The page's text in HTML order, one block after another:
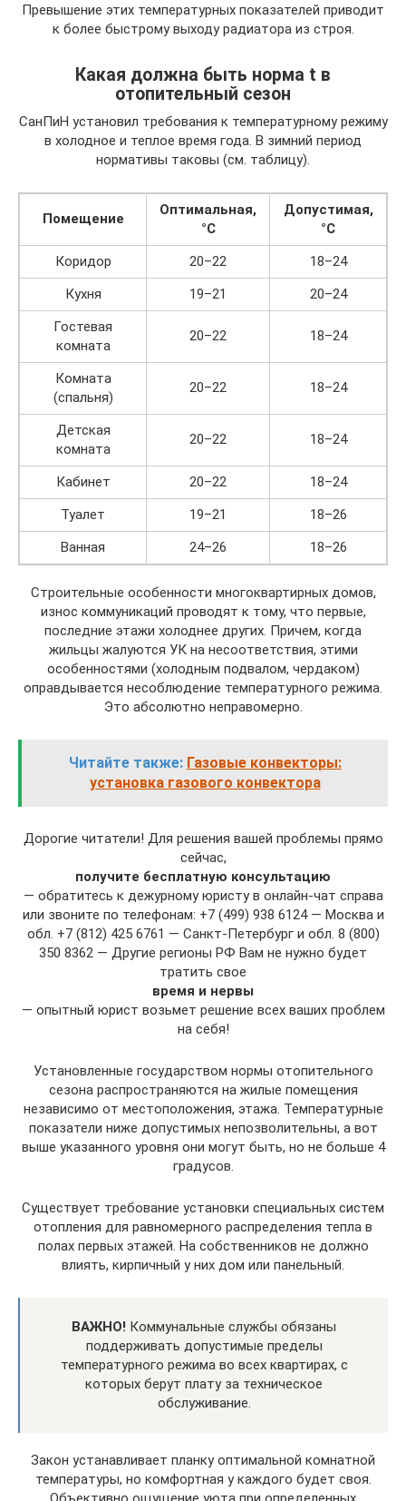
Превышение этих температурных показателей приводит
к более быстрому выходу радиатора из строя.
Какая должна быть норма t в
отопительный сезон
СанПиН установил требования к температурному режиму
в холодное и теплое время года. В зимний период
нормативы таковы (см. таблицу).
Помещение
Оптимальная,
°С
Допустимая,
°С
Коридор
20–22
18–24
Кухня
19–21
20–24
Гостевая
комната
20–22 18–24
Комната
(спальня)
20–22 18–24
Детская
комната
20–22 18–24
Кабинет 20–22
18–24
Туалет
19–21
18–26
Ванная
24–26 18–26
Строительные особенности многоквартирных домов,
износ коммуникаций проводят к тому, что первые,
последние этажи холоднее других. Причем, когда
жильцы жалуются УК на несоответствия, этими
особенностями (холодным подвалом, чердаком)
оправдывается несоблюдение температурного режима.
Это абсолютно неправомерно.
Читайте также: Газовые конвекторы:
установка газового конвектора
Дорогие читатели! Для решения вашей проблемы прямо
сейчас,
получите бесплатную консультацию
— обратитесь к дежурному юристу в онлайн-чат справа
или звоните по телефонам: +7 (499) 938 6124 — Москва и
обл. +7 (812) 425 6761 — Санкт-Петербург и обл. 8 (800)
350 8362 — Другие регионы РФ Вам не нужно будет
тратить свое
время и нервы
— опытный юрист возьмет решение всех ваших проблем
на себя!
Установленные государством нормы отопительного
сезона распространяются на жилые помещения
независимо от местоположения, этажа. Температурные
показатели ниже допустимых непозволительны, а вот
выше указанного уровня они могут быть, но не больше 4
градусов.
Существует требование установки специальных систем
отопления для равномерного распределения тепла в
полах первых этажей. На собственников не должно
влиять, кирпичный у них дом или панельный.
ВАЖНО! Коммунальные службы обязаны
поддерживать допустимые пределы
температурного режима во всех квартирах, с
которых берут плату за техническое
обслуживание.
Закон устанавливает планку оптимальной комнатной
температуры, но комфортная у каждого будет своя.